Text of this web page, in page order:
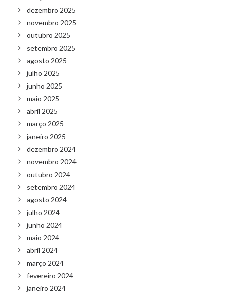
dezembro 2025
novembro 2025
outubro 2025
setembro 2025
agosto 2025
julho 2025
junho 2025
maio 2025
abril 2025
março 2025
janeiro 2025
dezembro 2024
novembro 2024
outubro 2024
setembro 2024
agosto 2024
julho 2024
junho 2024
maio 2024
abril 2024
março 2024
fevereiro 2024
janeiro 2024